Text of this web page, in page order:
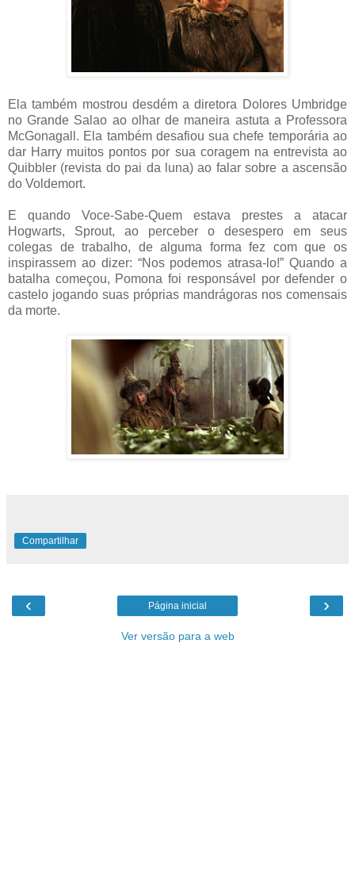
Ela também mostrou desdém a diretora Dolores Umbridge
no Grande Salao ao olhar de maneira astuta a Professora
McGonagall. Ela também desafiou sua chefe temporária ao
dar Harry muitos pontos por sua coragem na entrevista ao
Quibbler (revista do pai da luna) ao falar sobre a ascensão
do Voldemort.
E quando Voce-Sabe-Quem estava prestes a atacar
Hogwarts, Sprout, ao perceber o desespero em seus
colegas de trabalho, de alguma forma fez com que os
inspirassem ao dizer: “Nos podemos atrasa-lo!” Quando a
batalha começou, Pomona foi responsável por defender o
castelo jogando suas próprias mandrágoras nos comensais
da morte.
Compartilhar
‹ ›
Página inicial
Ver versão para a web